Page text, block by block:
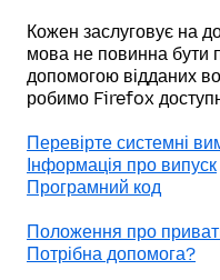
Кожен заслуговує на
мова не повинна бути
допомогою відданих
робимо Firefox
Перевірте системні
Інформація про випуск
Програмний код
Положення про
Потрібна допомога?